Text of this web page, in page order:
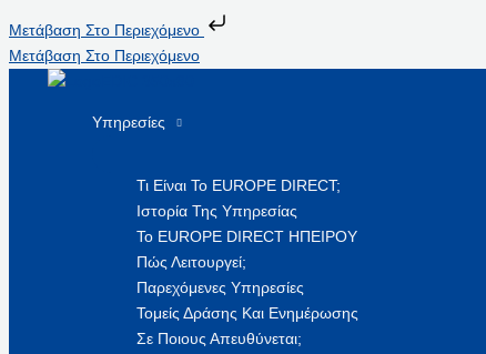
Μετάβαση Στο Περιεχόμενο
Μετάβαση Στο Περιεχόμενο
Υπηρεσίες
Τι Είναι Το EUROPE DIRECT;
Ιστορία Της Υπηρεσίας
Το EUROPE DIRECT ΗΠΕΙΡΟΥ
Πώς Λειτουργεί;
Παρεχόμενες Υπηρεσίες
Τομείς Δράσης Και Ενημέρωσης
Σε Ποιους Απευθύνεται;